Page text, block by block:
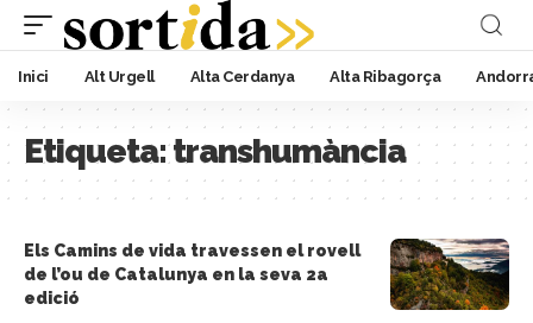
Inici Alt Urgell Alta Cerdanya Alta Ribagorça
Etiqueta:transhumància
Els Camins de vida travessen el rovell
de l’ou de Catalunya en la seva 2a
edició